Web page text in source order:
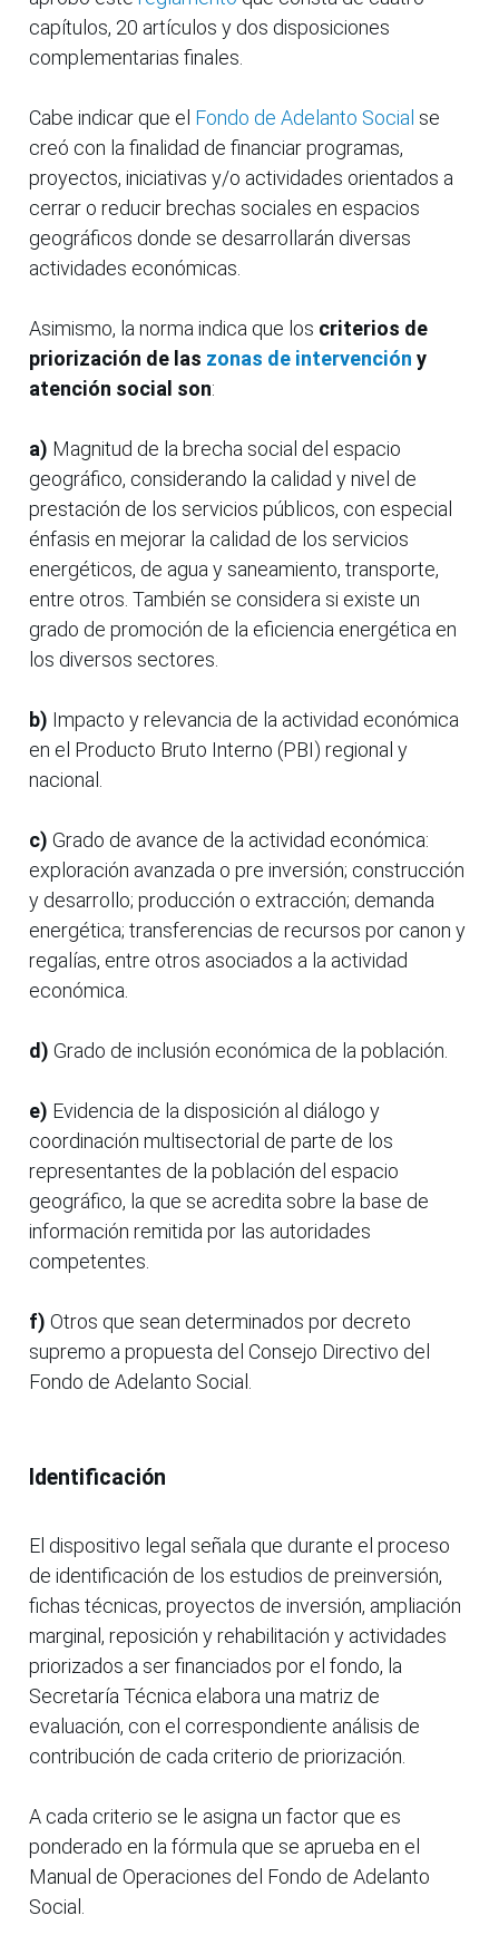
capítulos, 20 artículos y dos disposiciones
complementarias finales.
Cabe indicar que el Fondo de Adelanto Social se
creó con la finalidad de financiar programas,
proyectos, iniciativas y/o actividades orientados a
cerrar o reducir brechas sociales en espacios
geográficos donde se desarrollarán diversas
actividades económicas.
Asimismo, la norma indica que los criterios de
priorización de las zonas de intervención y
atención social son:
a) Magnitud de la brecha social del espacio
geográfico, considerando la calidad y nivel de
prestación de los servicios públicos, con especial
énfasis en mejorar la calidad de los servicios
energéticos, de agua y saneamiento, transporte,
entre otros. También se considera si existe un
grado de promoción de la eficiencia energética en
los diversos sectores.
b) Impacto y relevancia de la actividad económica
en el Producto Bruto Interno (PBI) regional y
nacional.
c) Grado de avance de la actividad económica:
exploración avanzada o pre inversión; construcción
y desarrollo; producción o extracción; demanda
energética; transferencias de recursos por canon y
regalías, entre otros asociados a la actividad
económica.
d) Grado de inclusión económica de la población.
e) Evidencia de la disposición al diálogo y
coordinación multisectorial de parte de los
representantes de la población del espacio
geográfico, la que se acredita sobre la base de
información remitida por las autoridades
competentes.
f) Otros que sean determinados por decreto
supremo a propuesta del Consejo Directivo del
Fondo de Adelanto Social.
Identificación
El dispositivo legal señala que durante el proceso
de identificación de los estudios de preinversión,
fichas técnicas, proyectos de inversión, ampliación
marginal, reposición y rehabilitación y actividades
priorizados a ser financiados por el fondo, la
Secretaría Técnica elabora una matriz de
evaluación, con el correspondiente análisis de
contribución de cada criterio de priorización.
A cada criterio se le asigna un factor que es
ponderado en la fórmula que se aprueba en el
Manual de Operaciones del Fondo de Adelanto
Social.